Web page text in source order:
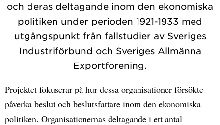
och deras deltagande inom den ekonomiska
politiken under perioden 1921-1933 med
utgångspunkt från fallstudier av Sveriges
Industriförbund och Sveriges Allmänna
Exportförening.
Projektet fokuserar på hur dessa organisationer försökte
påverka beslut och beslutsfattare inom den ekonomiska
politiken. Organisationernas deltagande i ett antal